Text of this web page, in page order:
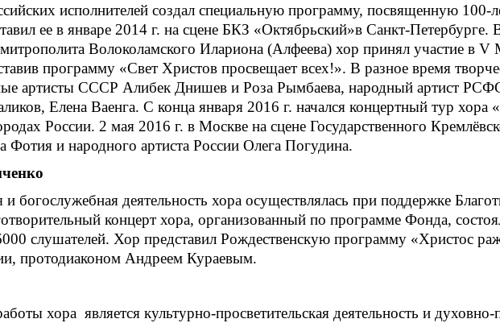
исполнителей создал специальную программу, посвященную
ее в январе 2014 г. на сцене БКЗ «Октябрьский»в Санкт-Петербурге.
Волоколамского Илариона (Алфеева) хор принял участие в V
программу «Свет Христов просвещает всех!». В разное время
артисты СССР Алибек Днишев и Роза Рымбаева, народный артист
Елена Ваенга. С конца января 2016 г. начался концертный тур хора
России. 2 мая 2016 г. в Москве на сцене Государственного
Фотия и народного артиста России Олега Погудина.
и богослужебная деятельность хора осуществлялась при поддержке
концерт хора, организованный по программе Фонда,
слушателей. Хор представил Рождественскую программу «Христос
протодиаконом Андреем Кураевым.
хора является культурно-просветительская деятельность и